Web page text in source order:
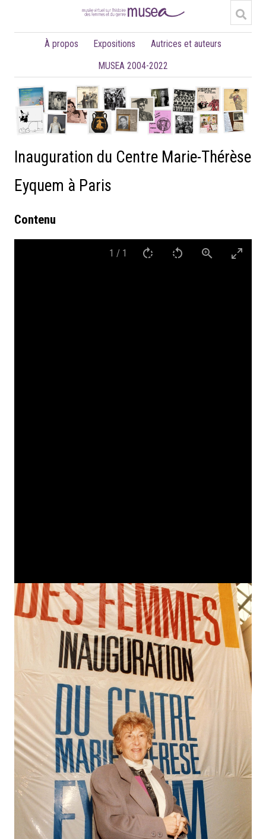
À propos Expositions
Autrices et auteurs
MUSEA 2004-2022
Inauguration du Centre Marie-Thérèse
Eyquem à Paris
Contenu
1 / 1